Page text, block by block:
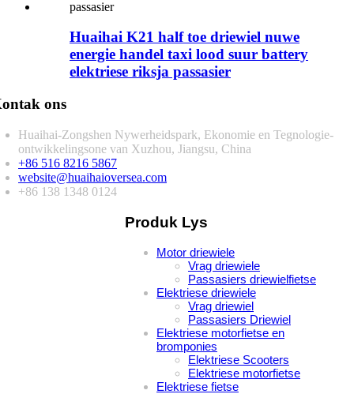
Huaihai K21 half toe driewiel nuwe
energie handel taxi lood suur battery
elektriese riksja passasier
ons
Huaihai-Zongshen Nywerheidspark, Ekonomie en Tegnologie-
ontwikkelingsone van Xuzhou, Jiangsu, China
+86 516 8216 5867
website@huaihaioversea.com
+86 138 1348 0124
Produk Lys
Motor driewiele
Vrag driewiele
Passasiers driewielfietse
Elektriese driewiele
Vrag driewiel
Passasiers Driewiel
Elektriese motorfietse en
bromponies
Elektriese Scooters
Elektriese motorfietse
Elektriese fietse